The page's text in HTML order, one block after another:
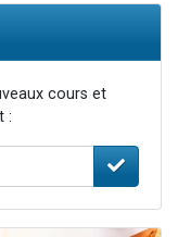
cours et
: